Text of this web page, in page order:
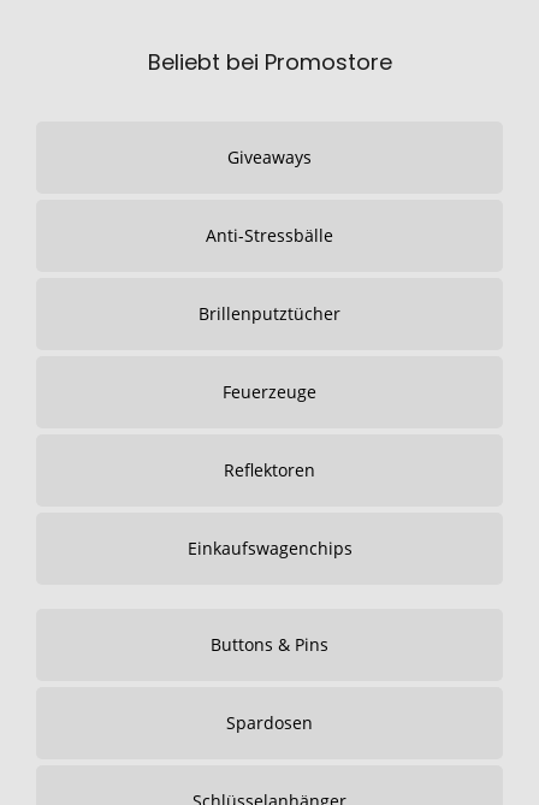
Beliebt bei Promostore
Giveaways
Anti-Stressbälle
Brillenputztücher
Feuerzeuge
Reflektoren
Einkaufswagenchips
Buttons & Pins
Spardosen